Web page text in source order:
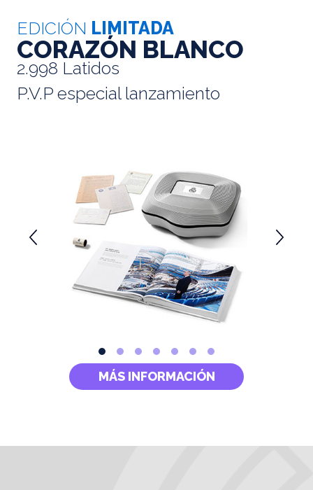
EDICIÓN LIMITADA
CORAZÓN BLANCO
2.998 Latidos
P.V.P especial lanzamiento
MÁS INFORMACIÓN